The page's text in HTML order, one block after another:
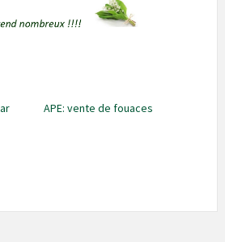
APE: vente de fouaces